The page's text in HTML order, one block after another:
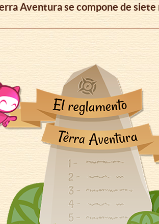
Aventura se compone de siete